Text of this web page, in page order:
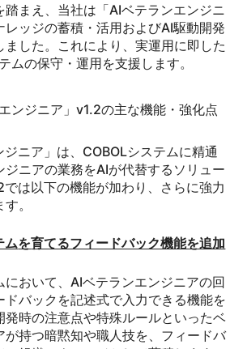
踏まえ、当社は「AIベテランエンジニ
レッジの蓄積・活用およびAI駆動開発
ました。これにより、実運用に即した
ムの保守・運用を支援します。
ンジニア」v1.2の主な機能・強化点
ジニア」は、COBOLシステムに精通
ジニアの業務をAIが代替するソリュー
では以下の機能が加わり、さらに強力
。
ムを育てるフィードバック機能を追加
において、AIベテランエンジニアの回
ドバックを記述式で入力できる機能を
発時の注意点や特殊ルールといったベ
が持つ暗黙知や職人技を、フィードバ